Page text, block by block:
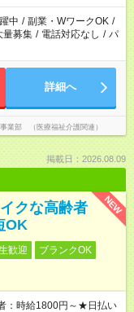
中 / 副業・WワークOK /
量募集 / 電話対応なし / パ
詳細へ
業部 （医療福祉介護関連）
掲載日：2026.08.09
NEW
クな高齢者
OK
歓迎
ブランクOK
：時給1800円～★日払い